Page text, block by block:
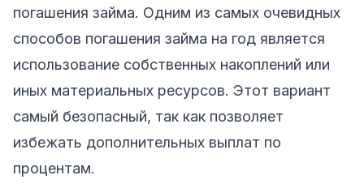
погашения займа. Одним из самых очевидных
способов погашения займа на год является
использование собственных накоплений или
иных материальных ресурсов. Этот вариант
самый безопасный, так как позволяет
избежать дополнительных выплат по
процентам.